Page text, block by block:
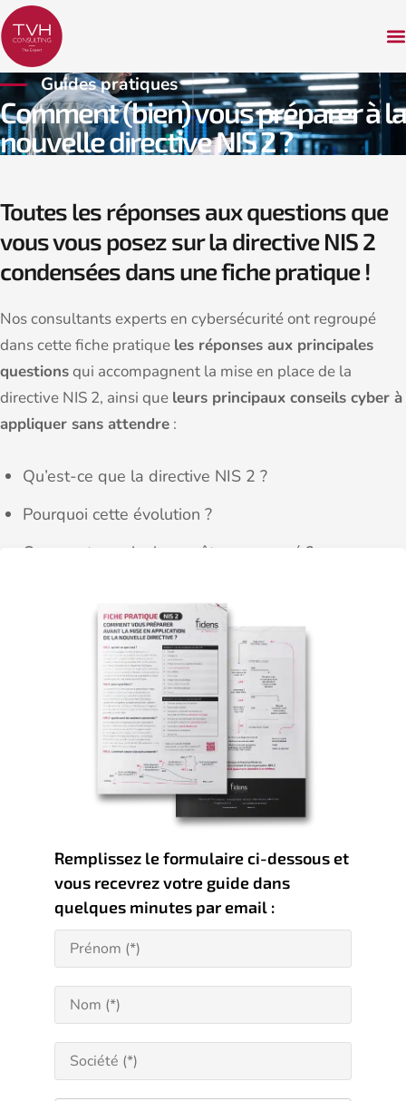
Guides pratiques
Comment (bien) vous préparer à la
nouvelle directive NIS 2 ?
Toutes les réponses aux questions que
vous vous posez sur la directive NIS 2
condensées dans une fiche pratique !
Nos consultants experts en cybersécurité ont regroupé
dans cette fiche pratique les réponses aux principales
questionsqui accompagnent la mise en place de la
directive NIS 2, ainsi que leurs principaux conseils cyber à
appliquer sans attendre :
Qu’est-ce que la directive NIS 2 ?
Pourquoi cette évolution ?
Comment savoir si vous êtes concerné ?
4 actions à mener sans attendre !
Remplissez le formulaire ci-dessous et
vous recevrez votre guide dans
quelques minutes par email :